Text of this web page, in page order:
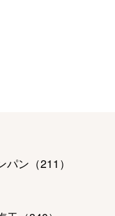
パン （211 ）